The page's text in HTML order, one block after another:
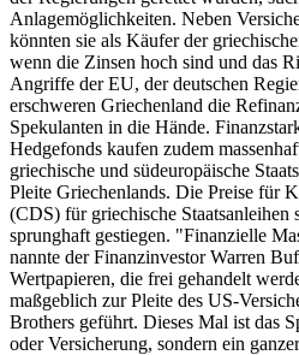
Anlagemöglichkeiten. Neben
könnten sie als Käufer der
wenn die Zinsen hoch sind und das
Angriffe der EU, der deutschen
erschweren Griechenland die
Spekulanten in die Hände.
Hedgefonds kaufen zudem
griechische und südeuropäische
Pleite Griechenlands. Die Preise für
(CDS) für griechische Staatsanleihen
sprunghaft gestiegen. "Finanzielle
nannte der Finanzinvestor Warren
Wertpapieren, die frei gehandelt
maßgeblich zur Pleite des US-
Brothers geführt. Dieses Mal ist das
oder Versicherung, sondern ein